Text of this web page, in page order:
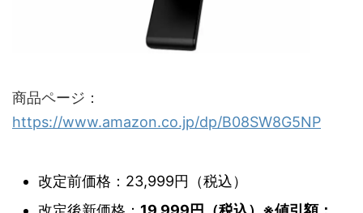
商品ページ：
https://www.amazon.co.jp/dp/B08SW8G5NP
改定前価格：23,999円（税込）